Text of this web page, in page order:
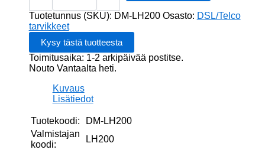
170/66mm
Väri:
RAL7035
määrä
Tuotetunnus (SKU): DM-LH200 Osasto: DSL/Telco
tarvikkeet
Toimitusaika: 1-2 arkipäivää postitse.
Nouto Vantaalta heti.
Kuvaus
Lisätiedot
Tuotekoodi:
DM-LH200
Valmistajan
koodi:
LH200